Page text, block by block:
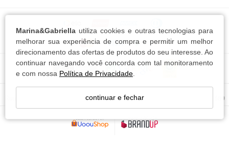
Marina&Gabriella utiliza cookies e outras tecnologias para
melhorar sua experiência de compra e permitir um melhor
direcionamento das ofertas de produtos do seu interesse. Ao
continuar navegando você concorda com tal monitoramento
e com nossa Política de Privacidade
continuar e fechar
Rua Ricardo Paul,76 Bairro Escola Agrícola - Blumenau - SC - CEP: 89037-680